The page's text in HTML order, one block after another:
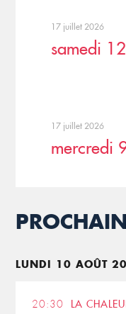
17 juillet 2026
samedi
17 juillet 2026
mercredi
LUNDI 10 AOÛT
20:30 LA